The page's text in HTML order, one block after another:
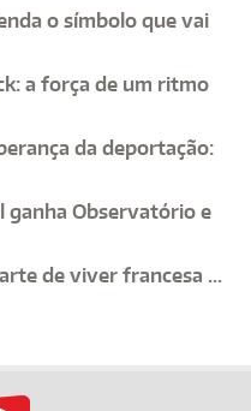
o símbolo que vai
a força de um ritmo
da deportação:
ganha Observatório e
de viver francesa ...